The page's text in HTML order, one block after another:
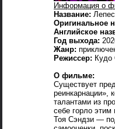
Информация о
Название:
Оригинальное
Английское
Год выхода:
Жанр:
Режиссер:
О фильме:
Существует
реинкарнации»,
талантами из
себе горло этим
Тоя Сэндзи —